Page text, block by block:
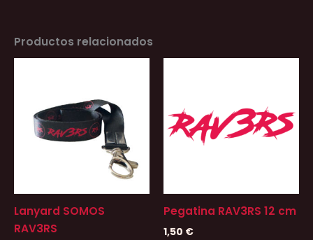
Productos relacionados
Lanyard SOMOS
RAV3RS
Pegatina RAV3RS 12 cm
1,50 €